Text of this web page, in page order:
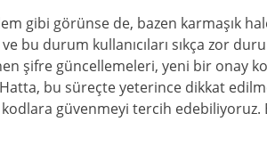
gibi görünse de, bazen karmaşık
bu durum kullanıcıları sıkça zor
şifre güncellemeleri, yeni bir onay
bu süreçte yeterince dikkat
kodlara güvenmeyi tercih edebiliyoruz.